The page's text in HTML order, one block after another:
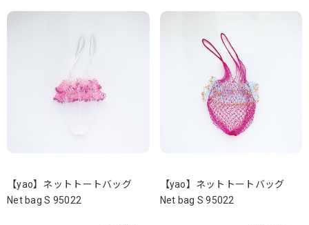
【yao】ネットトートバッグ
Net bag S 95022
【yao】ネットトートバッグ
Net bag S 95022